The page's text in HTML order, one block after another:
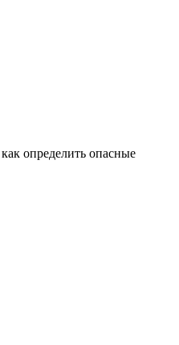
определить опасные